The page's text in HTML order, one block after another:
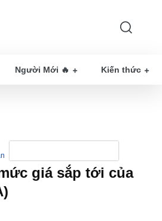
Người Mới 🔥 Kiến thức
giá sắp tới của